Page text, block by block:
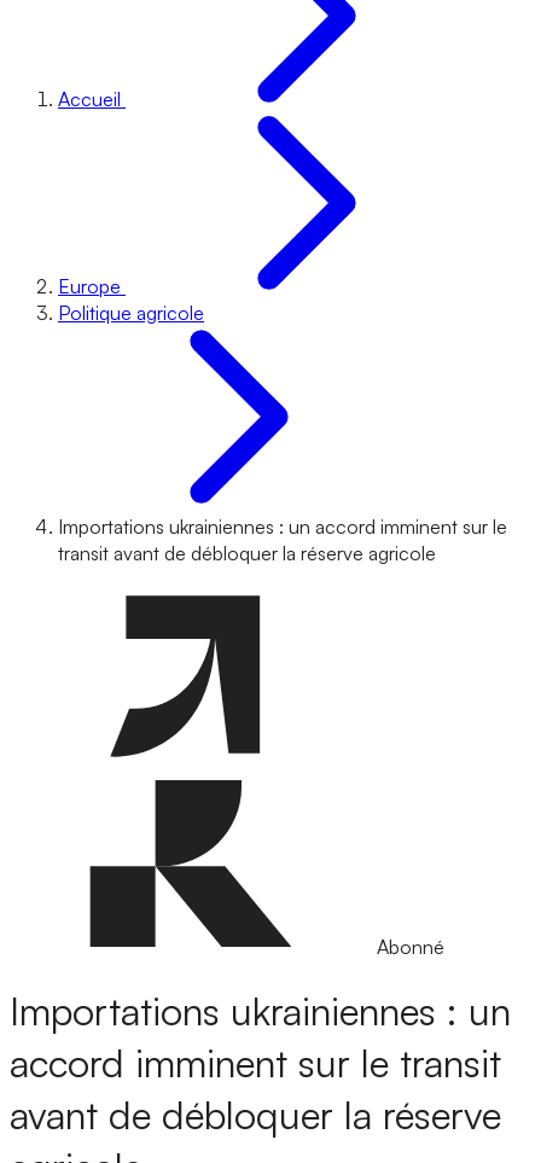
Accueil
Europe
Politique agricole
Importations ukrainiennes : un accord imminent sur le
transit avant de débloquer la réserve agricole
Abonné
Importations ukrainiennes : un
accord imminent sur le transit
avant de débloquer la réserve